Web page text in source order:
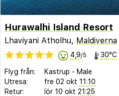
Hurawalhi Island Resort
Lhaviyani Atholhu, Maldiverna
4,9/5 30°C
Flyg från: Kastrup - Male
Utresa:
fre 02 okt 11:10
Retur:
lör 10 okt 21:25